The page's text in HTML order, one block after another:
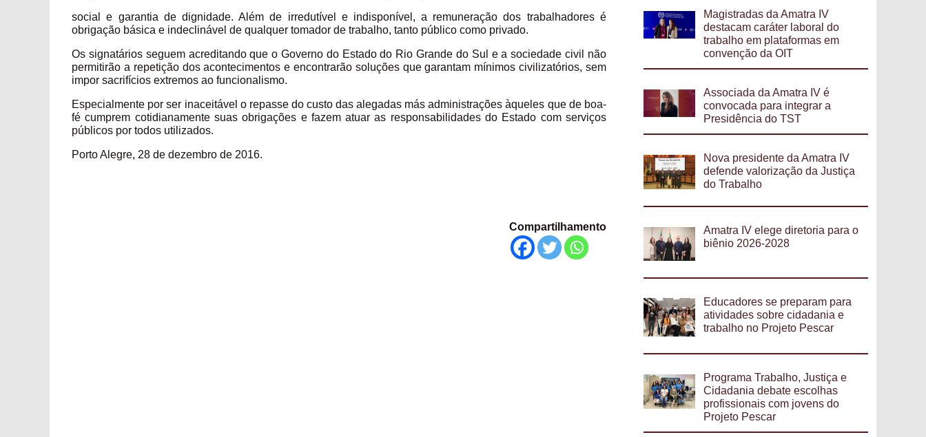
social e garantia de dignidade. Além de irredutível e indisponível, a remuneração dos trabalhadores é
obrigação básica e indeclinável de qualquer tomador de trabalho, tanto público como privado.
Os signatários seguem acreditando que o Governo do Estado do Rio Grande do Sul e a sociedade civil não
permitirão a repetição dos acontecimentos e encontrarão soluções que garantam mínimos civilizatórios, sem
impor sacrifícios extremos ao funcionalismo.
Especialmente por ser inaceitável o repasse do custo das alegadas más administrações àqueles que de boa-
fé cumprem cotidianamente suas obrigações e fazem atuar as responsabilidades do Estado com serviços
públicos por todos utilizados.
Porto Alegre, 28 de dezembro de 2016.
Compartilhamento
Magistradas da Amatra IV
destacam caráter laboral do
trabalho em plataformas em
convenção da OIT
Associada da Amatra IV é
convocada para integrar a
Presidência do TST
Nova presidente da Amatra IV
defende valorização da Justiça
do Trabalho
Amatra IV elege diretoria para o
biênio 2026-2028
Educadores se preparam para
atividades sobre cidadania e
trabalho no Projeto Pescar
Programa Trabalho, Justiça e
Cidadania debate escolhas
profissionais com jovens do
Projeto Pescar